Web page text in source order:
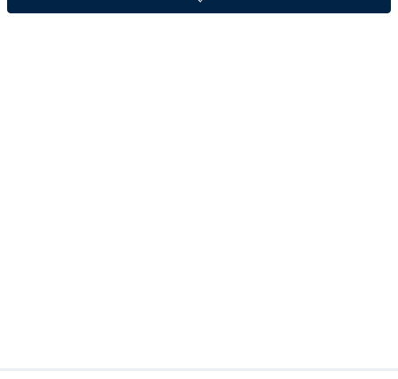
そのほかにも注目の商品がラインナップされているの